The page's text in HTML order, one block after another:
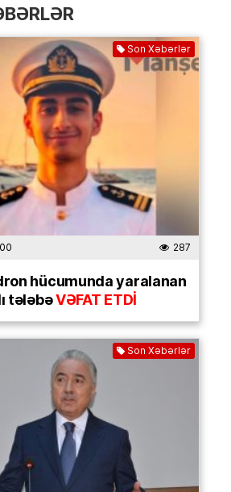
Son Xəbərlər
287
hücumunda yaralanan
tələbəVƏFAT ETDİ
Son Xəbərlər